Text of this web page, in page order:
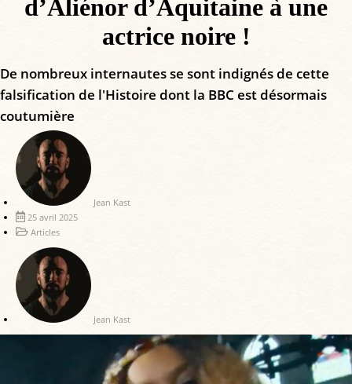
d’Aliénor d’Aquitaine à une
actrice noire !
De nombreux internautes se sont indignés de cette
falsification de l'Histoire dont la BBC est désormais
coutumière
Jean Kast
25 avril 2025
Articles
Jean Kast